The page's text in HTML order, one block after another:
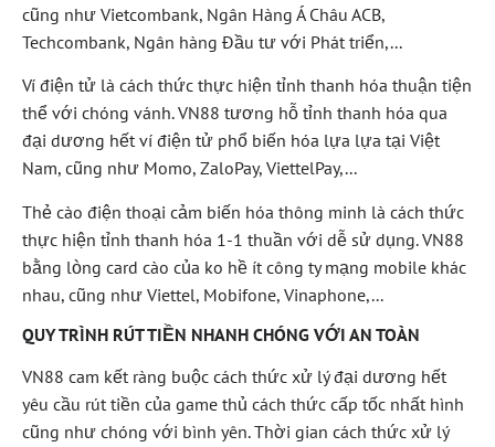
cũng như Vietcombank, Ngân Hàng Á Châu ACB,
Techcombank, Ngân hàng Đầu tư với Phát triển,...
Ví điện tử là cách thức thực hiện tỉnh thanh hóa thuận tiện
thể với chóng vánh. VN88 tương hỗ tỉnh thanh hóa qua
đại dương hết ví điện tử phổ biến hóa lựa lựa tại Việt
Nam, cũng như Momo, ZaloPay, ViettelPay,...
Thẻ cào điện thoại cảm biến hóa thông minh là cách thức
thực hiện tỉnh thanh hóa 1-1 thuần với dễ sử dụng. VN88
bằng lòng card cào của ko hề ít công ty mạng mobile khác
nhau, cũng như Viettel, Mobifone, Vinaphone,...
QUY TRÌNH RÚT TIỀN NHANH CHÓNG VỚI AN TOÀN
VN88 cam kết ràng buộc cách thức xử lý đại dương hết
yêu cầu rút tiền của game thủ cách thức cấp tốc nhất hình
cũng như chóng với bình yên. Thời gian cách thức xử lý